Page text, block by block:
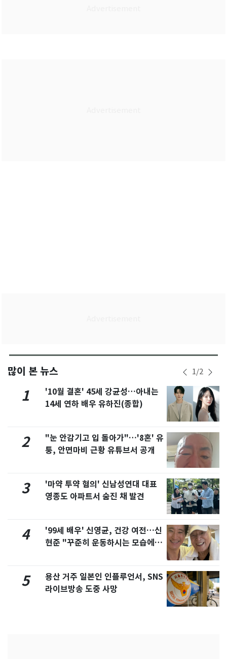
많이 본 뉴스 1/2
1
'10월 결혼' 45세 강균성…아내는
14세 연하 배우 유하진(종합)
2
"눈 안감기고 입 돌아가"…'8혼' 유
퉁, 안면마비 근황 유튜브서 공개
3
'마약 투약 혐의' 신남성연대 대표
영종도 아파트서 숨진 채 발견
4
'99세 배우' 신영균, 건강 여전…신
현준 "꾸준히 운동하시는 모습에 큰
5
용산 거주 일본인 인플루언서, SNS
라이브방송 도중 사망